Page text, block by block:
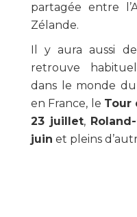
partagée entre
Zélande.
Il y aura aussi
retrouve
dans le monde
en France, le Tour
23 juillet,
juin et pleins